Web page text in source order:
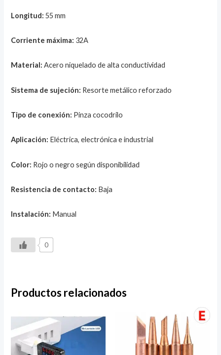
Longitud: 55 mm
Corriente máxima: 32A
Material: Acero niquelado de alta conductividad
Sistema de sujeción: Resorte metálico reforzado
Tipo de conexión: Pinza cocodrilo
Aplicación: Eléctrica, electrónica e industrial
Color: Rojo o negro según disponibilidad
Resistencia de contacto: Baja
Instalación: Manual
0
Productos relacionados